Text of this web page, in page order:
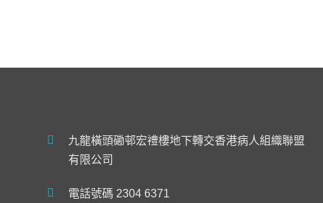
九龍橫頭磡邨宏禮樓地下轉交香港病人組織聯盟
有限公司
電話號碼 2304 6371